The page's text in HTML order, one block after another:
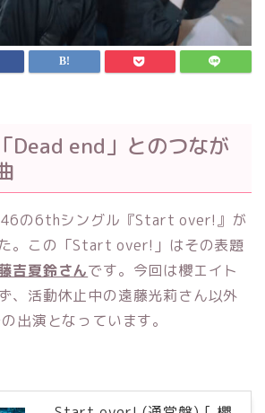
Dead end」とのつなが
の6thシングル『Start over!』が
。この「Start over!」はその表題
吉夏鈴さんです。今回は櫻エイト
、活動休止中の遠藤光莉さん以外
出演となっています。